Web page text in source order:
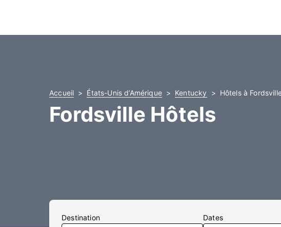
Accueil États-Unis d’Amérique Kentucky Hôtels à
Fordsville Hôtels
Destination Dates